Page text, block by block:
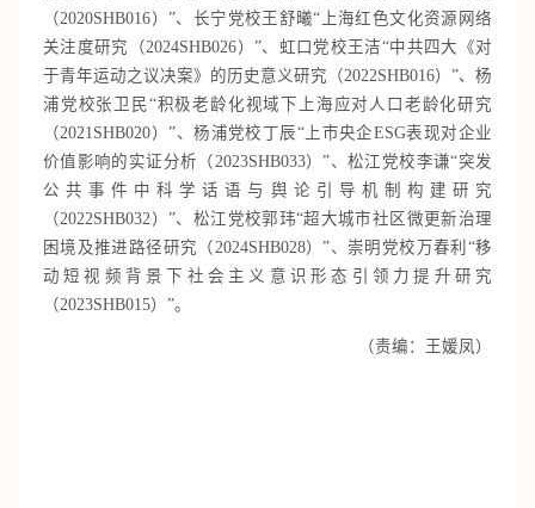
（2020SHB016）”、长宁党校王舒曦“上海红色文化资源网络
关注度研究（2024SHB026）”、虹口党校王洁“中共四大《对
于青年运动之议决案》的历史意义研究（2022SHB016）”、杨
浦党校张卫民“积极老龄化视域下上海应对人口老龄化研究
（2021SHB020）”、杨浦党校丁辰“上市央企ESG表现对企业
价值影响的实证分析（2023SHB033）”、松江党校李谦“突发
公共事件中科学话语与舆论引导机制构建研究
（2022SHB032）”、松江党校郭玮“超大城市社区微更新治理
困境及推进路径研究（2024SHB028）”、崇明党校万春利“移
动短视频背景下社会主义意识形态引领力提升研究
（2023SHB015）”。
（责编：王媛凤）